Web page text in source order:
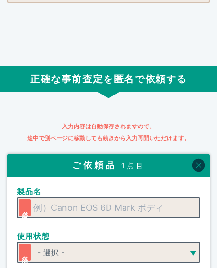
正確な事前査定を匿名で依頼する
入力内容は自動保存されますので、
途中で別ページに移動しても続きから入力再開いただけます。
ご依頼品 1点目
製品名
使用状態